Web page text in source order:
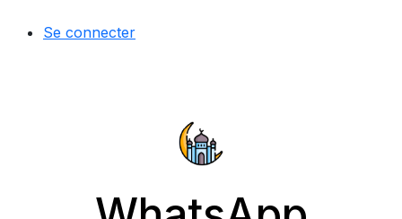
Se connecter